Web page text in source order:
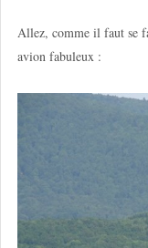
Allez, comme il faut se
avion fabuleux :